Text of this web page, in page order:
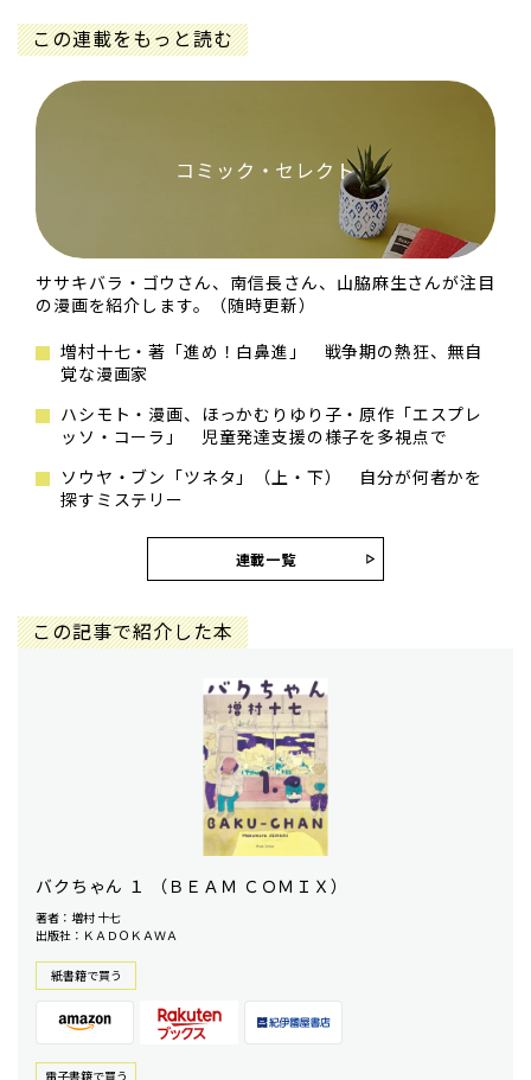
この連載をもっと読む
コミック・セレクト
ササキバラ・ゴウさん、南信長さん、山脇麻生さんが注目
の漫画を紹介します。（随時更新）
増村十七・著「進め！白鼻進」 戦争期の熱狂、無自
覚な漫画家
ハシモト・漫画、ほっかむりゆり子・原作「エスプレ
ッソ・コーラ」 児童発達支援の様子を多視点で
ソウヤ・ブン「ツネタ」（上・下） 自分が何者かを
探すミステリー
連載一覧
この記事で紹介した本
バクちゃん １ （ＢＥＡＭ ＣＯＭＩＸ）
著者：増村 十七
出版社：ＫＡＤＯＫＡＷＡ
紙書籍で買う
電⼦書籍で買う